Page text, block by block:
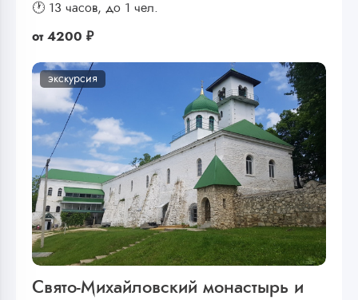
🕐 13 часов, до 1 чел.
от 4200 ₽
экскурсия
Свято-Михайловский монастырь и